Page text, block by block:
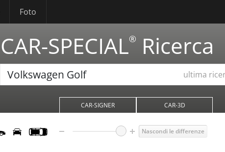
Foto
CAR-SPECIAL® Ricerca
ultima
CAR-SIGNER CAR-3D
Nascondi le differenze